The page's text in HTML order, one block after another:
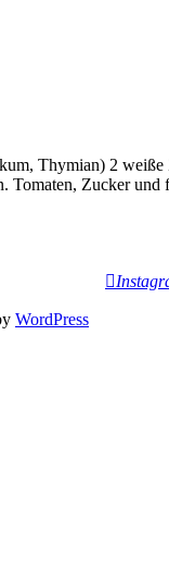
Thymian) 2
Tomaten, Zucker
WordPress